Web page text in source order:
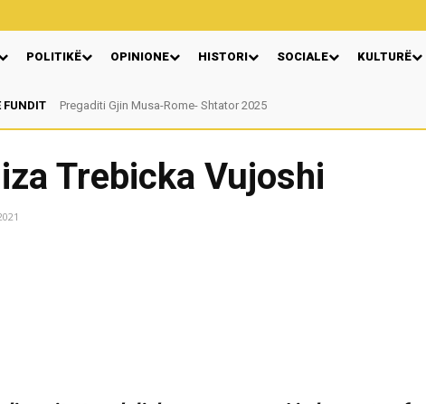
POLITIKË OPINIONE HISTORI SOCIALE KULTURË
FUNDITPregaditi Gjin Musa-Rome- Shtator 2025
Nga: Ndue Dedaj
Trebicka Vujoshi